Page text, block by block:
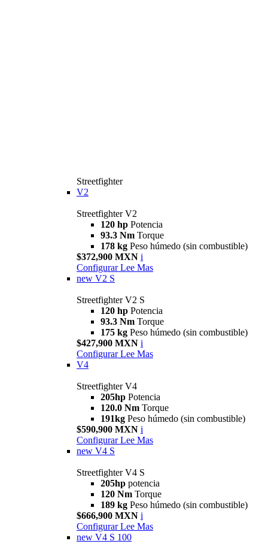
Streetfighter
V2
Streetfighter V2
120 hp Potencia
93.3 Nm Torque
178 kg Peso húmedo (sin combustible)
$372,900 MXN i
Configurar Lee Mas
new V2 S
Streetfighter V2 S
120 hp Potencia
93.3 Nm Torque
175 kg Peso húmedo (sin combustible)
$427,900 MXN i
Configurar Lee Mas
V4
Streetfighter V4
205hp Potencia
120.0 Nm Torque
191kg Peso húmedo (sin combustible)
$590,900 MXN i
Configurar Lee Mas
new V4 S
Streetfighter V4 S
205hp potencia
120 Nm Torque
189 kg Peso húmedo (sin combustible)
$666,900 MXN i
Configurar Lee Mas
new V4 S 100